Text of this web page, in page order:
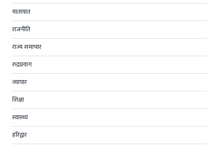
यातायात
राजनीति
राज्य समाचार
रुद्रप्रयाग
व्यापार
शिक्षा
स्वास्थ्य
हरिद्वार